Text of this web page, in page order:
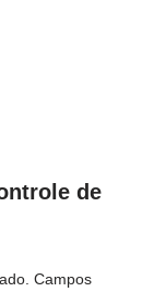
de
Campos